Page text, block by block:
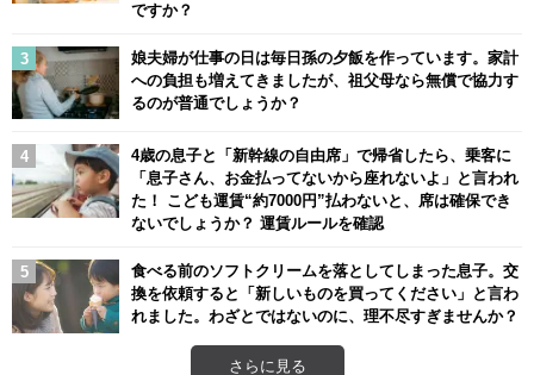
ですか？
娘夫婦が仕事の日は毎日孫の夕飯を作っています。家計
への負担も増えてきましたが、祖父母なら無償で協力す
るのが普通でしょうか？
4歳の息子と「新幹線の自由席」で帰省したら、乗客に
「息子さん、お金払ってないから座れないよ」と言われ
た！ こども運賃“約7000円”払わないと、席は確保でき
ないでしょうか？ 運賃ルールを確認
食べる前のソフトクリームを落としてしまった息子。交
換を依頼すると「新しいものを買ってください」と言わ
れました。わざとではないのに、理不尽すぎませんか？
さらに見る